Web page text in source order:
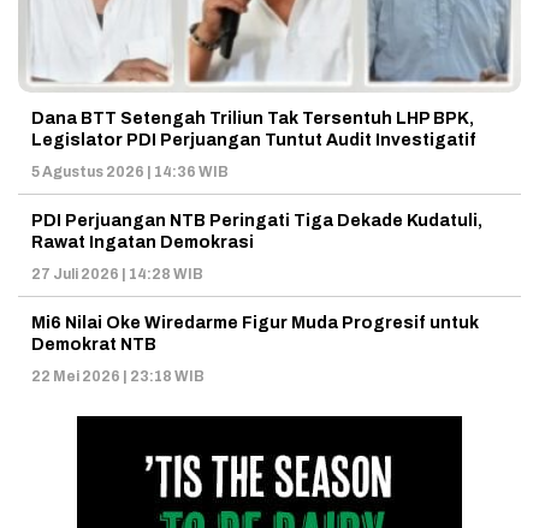
Dana BTT Setengah Triliun Tak Tersentuh LHP BPK,
Legislator PDI Perjuangan Tuntut Audit Investigatif
5 Agustus 2026 | 14:36 WIB
PDI Perjuangan NTB Peringati Tiga Dekade Kudatuli,
Rawat Ingatan Demokrasi
27 Juli 2026 | 14:28 WIB
Mi6 Nilai Oke Wiredarme Figur Muda Progresif untuk
Demokrat NTB
22 Mei 2026 | 23:18 WIB